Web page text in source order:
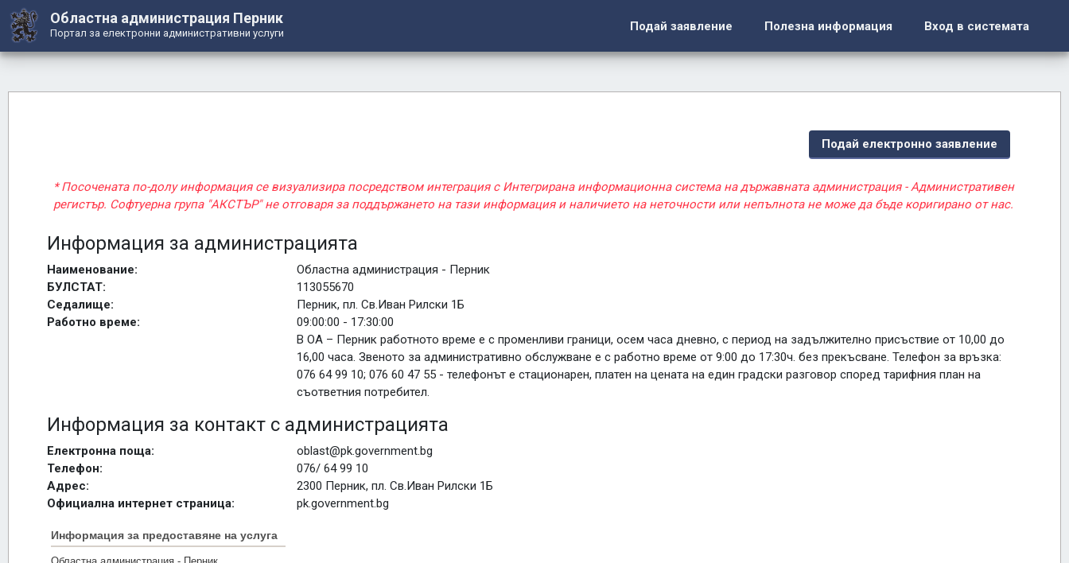
Областна администрация Перник
Портал за електронни административни услуги Подай заявление Полезна информация Вход в системата
Подай електронно заявление
* Посочената по-долу информация се визуализира посредством интеграция с Интегрирана информационна система на държавната администрация - Административен
регистър. Софтуерна група "АКСТЪР" не отговаря за поддържането на тази информация и наличието на неточности или непълнота не може да бъде коригирано от нас.
Информация за администрацията
Наименование:
Областна администрация - Перник
БУЛСТАТ:
113055670
Седалище:
Перник, пл. Св.Иван Рилски 1Б
Работно време:
09:00:00 - 17:30:00
В ОА – Перник работното време е с променливи граници, осем часа дневно, с период на задължително присъствие от 10,00 до
16,00 часа. Звеното за административно обслужване е с работно време от 9:00 до 17:30ч. без прекъсване. Телефон за връзка:
076 64 99 10; 076 60 47 55 - телефонът е стационарен, платен на цената на един градски разговор според тарифния план на
съответния потребител.
Информация за контакт с администрацията
Електронна поща:
oblast@pk.government.bg
Телефон:
076/ 64 99 10
Адрес:
2300 Перник, пл. Св.Иван Рилски 1Б
Официална интернет страница:
pk.government.bg